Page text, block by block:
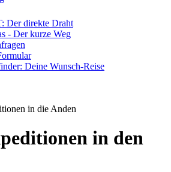
Der direkte Draht
- Der kurze Weg
Deine Wunsch-Reise
in den